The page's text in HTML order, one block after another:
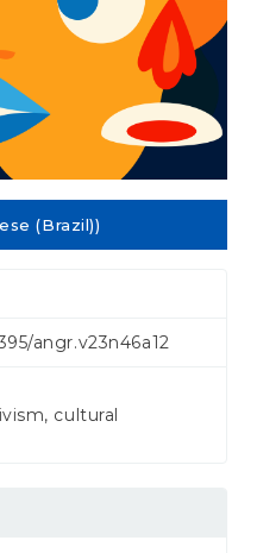
(Brazil))
angr.v23n46a12
cultural